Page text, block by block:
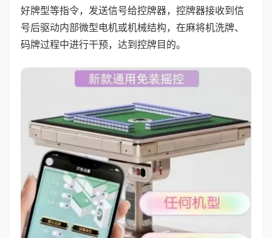
好牌型等指令，发送信号给控牌器，控牌器接收到信
号后驱动内部微型电机或机械结构，在麻将机洗牌、
码牌过程中进行干预，达到控牌目的。